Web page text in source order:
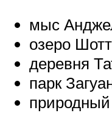
мыс
озеро
деревня
парк